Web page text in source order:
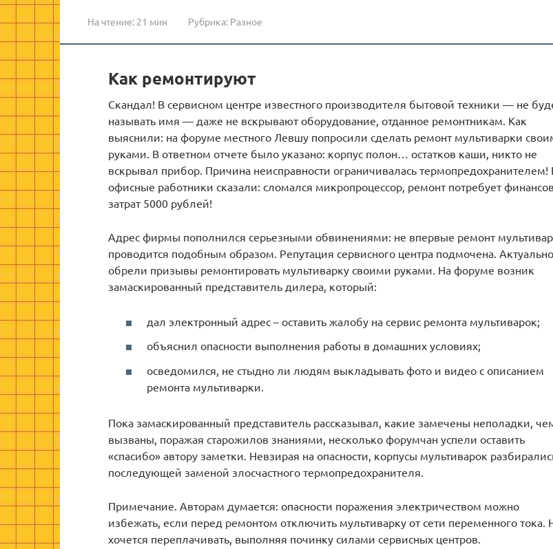
На чтение: 21 мин Рубрика: Разное
Как ремонтируют
Скандал! В сервисном центре известного производителя бытовой техники — не
называть имя — даже не вскрывают оборудование, отданное ремонтникам. Как
выяснили: на форуме местного Левшу попросили сделать ремонт мультиварки
руками. В ответном отчете было указано: корпус полон… остатков каши, никто не
вскрывал прибор. Причина неисправности ограничивалась термопредохранителем!
офисные работники сказали: сломался микропроцессор, ремонт потребует
затрат 5000 рублей!
Адрес фирмы пополнился серьезными обвинениями: не впервые ремонт
проводится подобным образом. Репутация сервисного центра подмочена.
обрели призывы ремонтировать мультиварку своими руками. На форуме возник
замаскированный представитель дилера, который:
дал электронный адрес – оставить жалобу на сервис ремонта мультиварок;
объяснил опасности выполнения работы в домашних условиях;
осведомился, не стыдно ли людям выкладывать фото и видео с описанием
ремонта мультиварки.
Пока замаскированный представитель рассказывал, какие замечены неполадки,
вызваны, поражая старожилов знаниями, несколько форумчан успели оставить
«спасибо» автору заметки. Невзирая на опасности, корпусы мультиварок
последующей заменой злосчастного термопредохранителя.
Примечание. Авторам думается: опасности поражения электричеством можно
избежать, если перед ремонтом отключить мультиварку от сети переменного тока.
хочется переплачивать, выполняя починку силами сервисных центров.